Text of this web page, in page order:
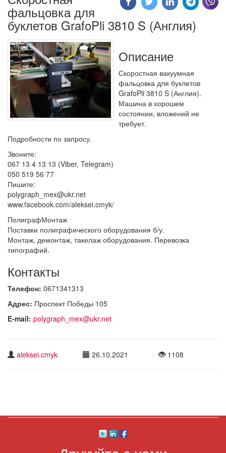
фальцовка для
буклетов GrafoPli 3810 S (Англия)
Описание
Скоростная вакуумная
фальцовка для буклетов
GrafoPli 3810 S (Англия).
Машина в хорошем
состоянии, вложений не
требует.
Подробности по запросу.
Звоните:
067 13 4 13 13 (Viber, Telegram)
050 519 56 77
Пишите:
polygraph_mex@ukr.net
www.facebook.com/aleksei.cmyk/
ПолиграфМонтаж
Поставки полиграфического оборудования б/у.
Монтаж, демонтаж, такелаж оборудования. Перевозка
типографий.
Контакты
Телефон: 0671341313
Адрес: Проспект Победы 105
E-mail: polygraph_mex@ukr.net
aleksei.cmyk 26.10.2021 1108